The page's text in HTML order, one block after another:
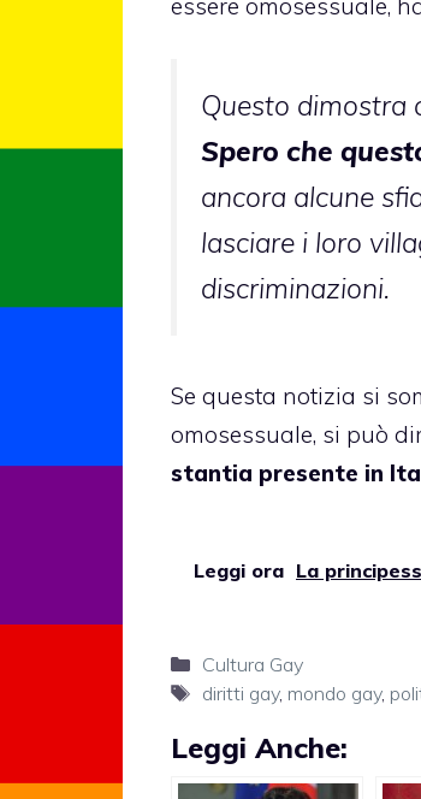
Questo dimostra
Spero che
ancora alcune
lasciare i loro
discriminazioni.
Se questa notizia si
omosessuale, si può
stantia presente in
Leggi ora La
Categorie
Cultura Gay
Tag
diritti gay, mondo gay,
Leggi Anche: